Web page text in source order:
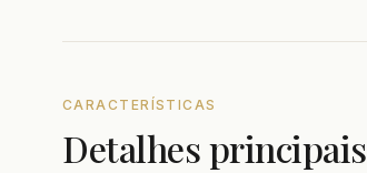
CARACTERÍSTICAS
Detalhes principais